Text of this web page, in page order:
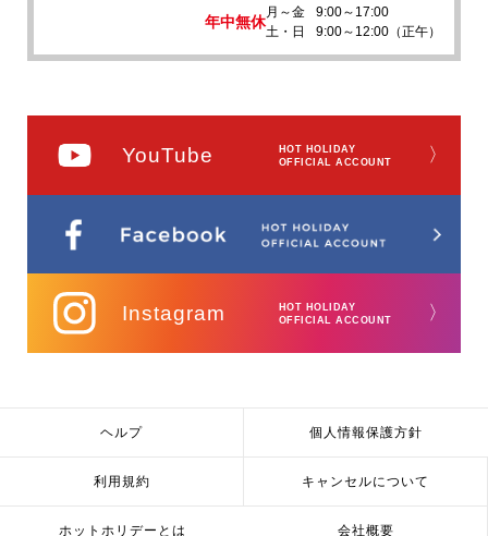
年中無休
月～金
9:00～17:00
土・日
9:00～12:00（正午）
YouTube
HOT HOLIDAY
OFFICIAL ACCOUNT
〉
Instagram
HOT HOLIDAY
OFFICIAL ACCOUNT
〉
ヘルプ 個人情報保護方針
利用規約 キャンセルについて
ホットホリデーとは 会社概要